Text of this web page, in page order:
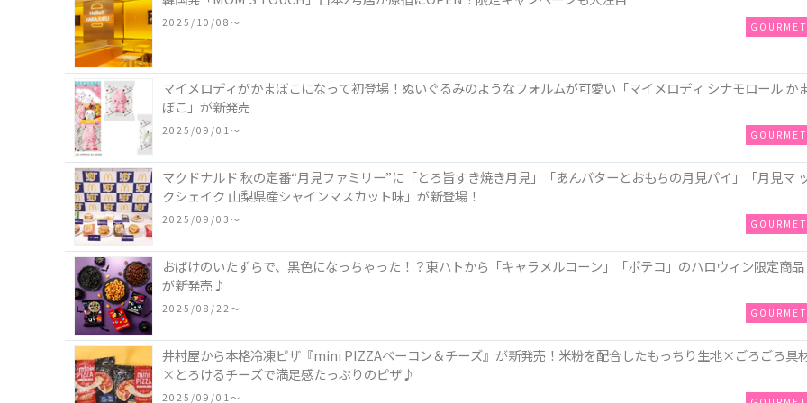
2025/10/08〜 GOURMET
マイメロディがかまぼこになって初登場！ぬいぐるみのようなフォルムが可愛い「マイメロディ シナモロール か
ぼこ」が新発売
2025/09/01〜 GOURMET
マクドナルド 秋の定番“月見ファミリー”に「とろ旨すき焼き月見」「あんバターとおもちの月見パイ」「月見マ
クシェイク 山梨県産シャインマスカット味」が新登場！
2025/09/03〜 GOURMET
おばけのいたずらで、黒色になっちゃった！？東ハトから「キャラメルコーン」「ポテコ」のハロウィン限定商品
が新発売♪
2025/08/22〜 GOURMET
井村屋から本格冷凍ピザ『mini PIZZAベーコン＆チーズ』が新発売！米粉を配合したもっちり生地×ごろごろ具
×とろけるチーズで満足感たっぷりのピザ♪
2025/09/01〜